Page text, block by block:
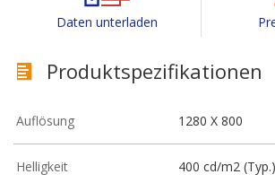
Daten unterladen
Produktspezifikationen
Auflösung 1280 X 800
Helligkeit 400 cd/m2 (Typ.)